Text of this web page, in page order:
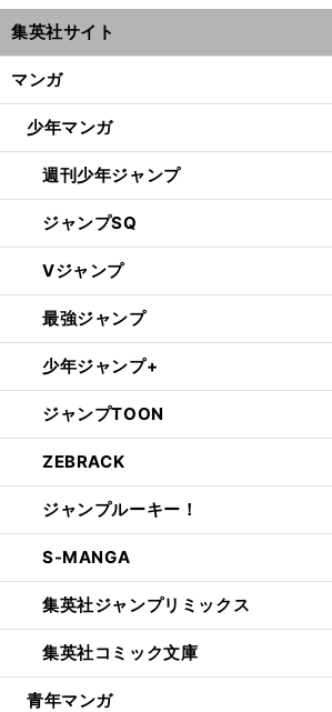
集英社サイト
マンガ
少年マンガ
週刊少年ジャンプ
ジャンプSQ
Vジャンプ
最強ジャンプ
少年ジャンプ+
ジャンプTOON
ZEBRACK
ジャンプルーキー！
S-MANGA
集英社ジャンプリミックス
集英社コミック文庫
青年マンガ